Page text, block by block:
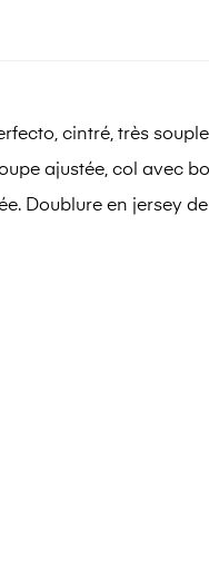
cintré, très
ajustée, col avec
Doublure en jersey